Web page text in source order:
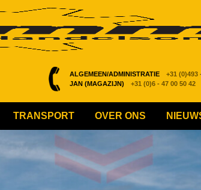
ALGEMEEN/ADMINISTRATIE +31 (0)493
JAN (MAGAZIJN)
+31 (0)6 - 47 00 50 42
TRANSPORT OVER ONS